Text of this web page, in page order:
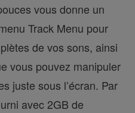
vous donne un
Track Menu pour
de vos sons, ainsi
vous pouvez manipuler
juste sous l’écran. Par
avec 2GB de